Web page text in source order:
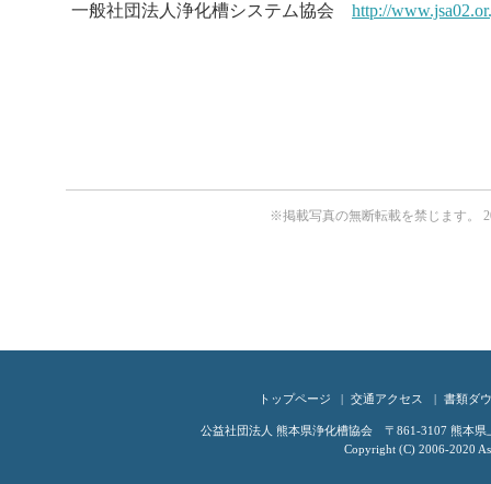
一般社団法人浄化槽システム協会 http://
※掲載写真の無断転載を禁じます。
トップページ 交通アクセス 書類ダ
公益社団法人 熊本県浄化槽協会 〒861-3107 熊本
Copyright (C) 2006-2020